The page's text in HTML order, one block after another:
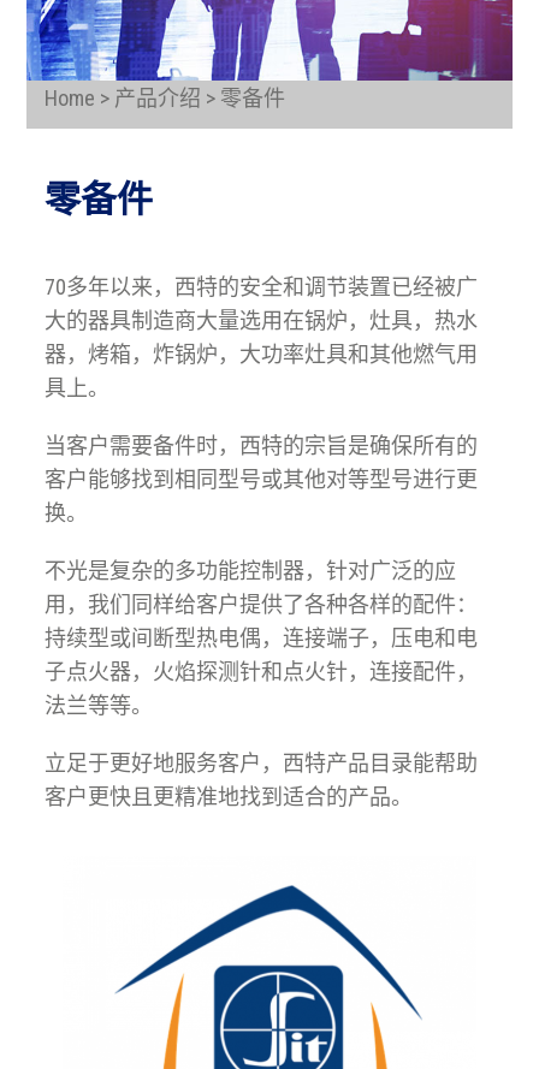
Home > 产品介绍 > 零备件
零备件
70多年以来，西特的安全和调节装置已经被广
大的器具制造商大量选用在锅炉，灶具，热水
器，烤箱，炸锅炉，大功率灶具和其他燃气用
具上。
当客户需要备件时，西特的宗旨是确保所有的
客户能够找到相同型号或其他对等型号进行更
换。
不光是复杂的多功能控制器，针对广泛的应
用，我们同样给客户提供了各种各样的配件：
持续型或间断型热电偶，连接端子，压电和电
子点火器，火焰探测针和点火针，连接配件，
法兰等等。
立足于更好地服务客户，西特产品目录能帮助
客户更快且更精准地找到适合的产品。